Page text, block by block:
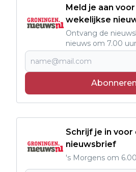
Meld je aan
wekelijkse
Ontvang de
nieuws om 7.00
Abonneren
Schrijf je in
nieuwsbrief
's Morgens om